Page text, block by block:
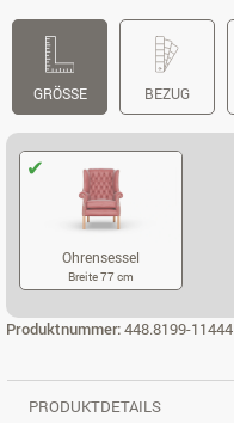
GRÖSSE BEZUG
Ohrensessel
Breite 77 cm
Produktnummer:448.8199-11444
PRODUKTDETAILS